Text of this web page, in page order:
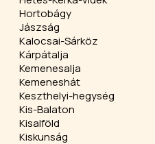
Hortobágy
Jászság
Kalocsai-Sárköz
Kárpátalja
Kemenesalja
Kemeneshát
Keszthelyi-hegység
Kis-Balaton
Kisalföld
Kiskunság